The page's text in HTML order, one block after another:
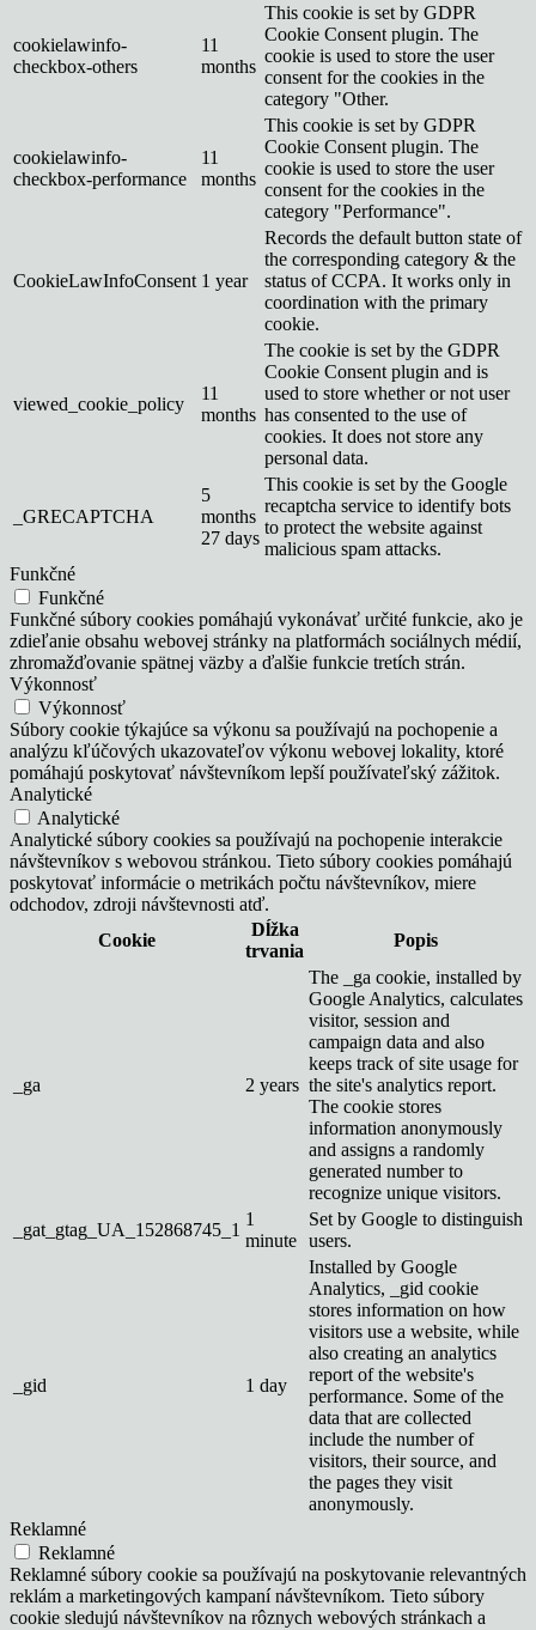
cookielawinfo-
checkbox-others
11
months
This cookie is set by GDPR
Cookie Consent plugin. The
cookie is used to store the user
consent for the cookies in the
category "Other.
cookielawinfo-
checkbox-performance
11
months
This cookie is set by GDPR
Cookie Consent plugin. The
cookie is used to store the user
consent for the cookies in the
category "Performance".
CookieLawInfoConsent 1 year
Records the default button state of
the corresponding category & the
status of CCPA. It works only in
coordination with the primary
cookie.
viewed_cookie_policy
11
months
The cookie is set by the GDPR
Cookie Consent plugin and is
used to store whether or not user
has consented to the use of
cookies. It does not store any
personal data.
_GRECAPTCHA
5
months
27 days
This cookie is set by the Google
recaptcha service to identify bots
to protect the website against
malicious spam attacks.
Funkčné
Funkčné
Funkčné súbory cookies pomáhajú vykonávať určité funkcie, ako je
zdieľanie obsahu webovej stránky na platformách sociálnych médií,
zhromažďovanie spätnej väzby a ďalšie funkcie tretích strán.
Výkonnosť
Výkonnosť
Súbory cookie týkajúce sa výkonu sa používajú na pochopenie a
analýzu kľúčových ukazovateľov výkonu webovej lokality, ktoré
pomáhajú poskytovať návštevníkom lepší používateľský zážitok.
Analytické
Analytické
Analytické súbory cookies sa používajú na pochopenie interakcie
návštevníkov s webovou stránkou. Tieto súbory cookies pomáhajú
poskytovať informácie o metrikách počtu návštevníkov, miere
odchodov, zdroji návštevnosti atď.
Cookie
Dĺžka
trvania
Popis
_ga 2 years
The _ga cookie, installed by
Google Analytics, calculates
visitor, session and
campaign data and also
keeps track of site usage for
the site's analytics report.
The cookie stores
information anonymously
and assigns a randomly
generated number to
recognize unique visitors.
_gat_gtag_UA_152868745_1
1
minute
Set by Google to distinguish
users.
_gid 1 day
Installed by Google
Analytics, _gid cookie
stores information on how
visitors use a website, while
also creating an analytics
report of the website's
performance. Some of the
data that are collected
include the number of
visitors, their source, and
the pages they visit
anonymously.
Reklamné
Reklamné
Reklamné súbory cookie sa používajú na poskytovanie relevantných
reklám a marketingových kampaní návštevníkom. Tieto súbory
cookie sledujú návštevníkov na rôznych webových stránkach a